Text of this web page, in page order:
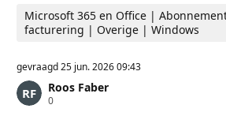
Microsoft 365 en Office |
facturering | Overige | Windows
gevraagd25 jun. 2026 09:43
Roos Faber
0R